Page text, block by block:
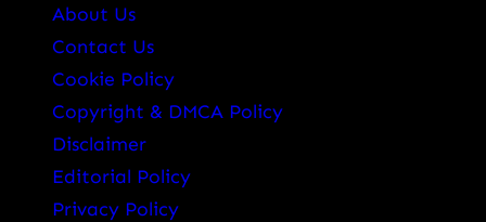
About Us
Contact Us
Cookie Policy
Copyright & DMCA Policy
Disclaimer
Editorial Policy
Privacy Policy